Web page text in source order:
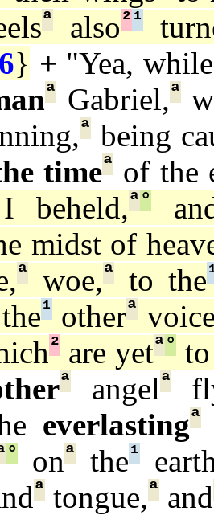
ª also²¹
} + "Yea,
ª Gabriel,ª
ª being
timeª of the
beheld,ª°
midst of
ª woe,ª to the
the¹otherª
²are yetª°
ª angelª
everlastingª
° onª the¹
ª tongue,ª and